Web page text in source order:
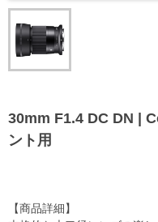
30mm F1.4 DC DN |
ント用
【商品詳細】